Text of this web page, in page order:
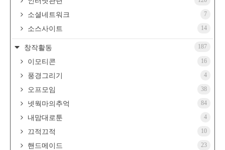
소셜네트워크 7
소스사이트 14
창작활동 187
이모티콘 16
풍경그리기 4
오프모임 38
넷웍마의추억 84
내맘대로툰 4
끄적끄적 10
핸드메이드 23